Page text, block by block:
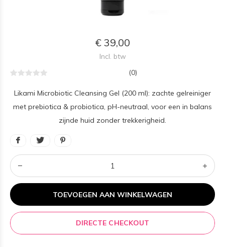
€ 39,00
Incl. btw
(0)
Likami Microbiotic Cleansing Gel (200 ml): zachte gelreiniger
met prebiotica & probiotica, pH-neutraal, voor een in balans
zijnde huid zonder trekkerigheid.
TOEVOEGEN AAN WINKELWAGEN
DIRECTE CHECKOUT